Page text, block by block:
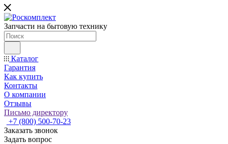
Запчасти на бытовую технику
Каталог
Гарантия
Как купить
Контакты
О компании
Отзывы
Письмо директору
+7 (800) 500-70-23
Заказать звонок
Задать вопрос